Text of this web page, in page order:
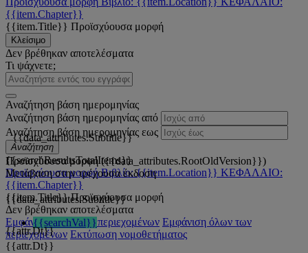
{{item.Chapter}}
{{item.Title}} Προϊσχύουσα μορφή
Κλείσιμο
Δεν βρέθηκαν αποτελέσματα
Τι ψάχνετε;
Αναζήτηση βάση ημερομηνίας
Αναζήτηση βάση ημερομηνίας από
Αναζήτηση βάση ημερομηνίας εως
Αναζήτηση
{{searchResultsTotalItems}}
Προϊσχύουσα μορφή Βιβλίο: {{item.Location}} ΚΕΦΑΛΑΙΟ:
{{item.Chapter}}
{{item.Title}} Προϊσχύουσα μορφή
Δεν βρέθηκαν αποτελέσματα
Εμφάνιση όλων των περιεχομένων Εμφάνιση όλων των
περιεχομένων Εκτύπωση νομοθετήματος
{{data_attributes.Subtitle}}
Προϊσχύουσα μορφή ({{data_attributes.RootOldVersion}})
Μετάβαση στην τρέχουσα έκδοση
{{data_attributes.Subtitle}}
{{searchVal}}
{{attr.Dt}}
{{attr.Dt}}